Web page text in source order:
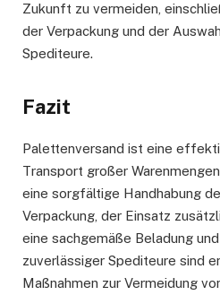
Zukunft zu vermeiden,
der Verpackung und der
Spediteure.
Fazit
Palettenversand ist eine
Transport großer
eine sorgfältige Handhabung
Verpackung, der Einsatz
eine sachgemäße Beladung
zuverlässiger Spediteure sind
Maßnahmen zur Vermeidung